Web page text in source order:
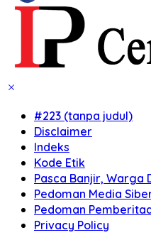
#223 (tanpa judul)
Disclaimer
Indeks
Kode Etik
Pasca Banjir, Warga
Pedoman Media
Pedoman
Privacy Policy